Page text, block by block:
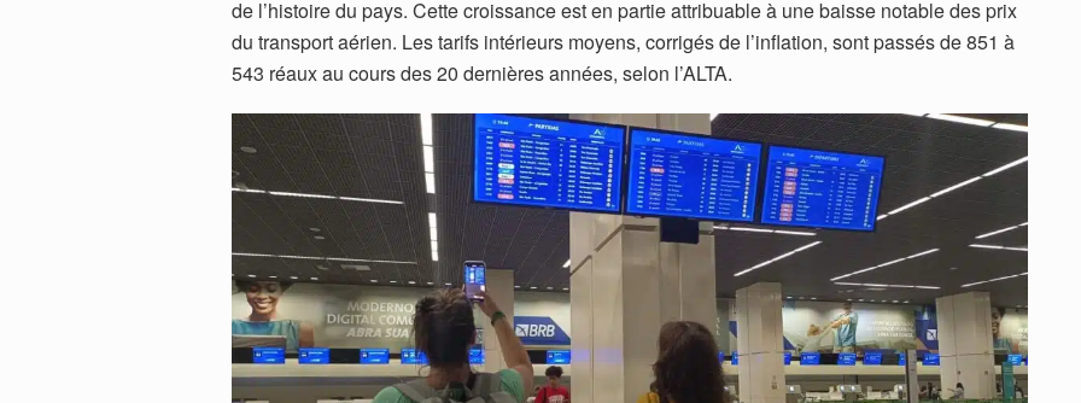
de l’histoire du pays. Cette croissance est en partie attribuable à une baisse notable des prix
du transport aérien. Les tarifs intérieurs moyens, corrigés de l’inflation, sont passés de 851 à
543 réaux au cours des 20 dernières années, selon l’ALTA.